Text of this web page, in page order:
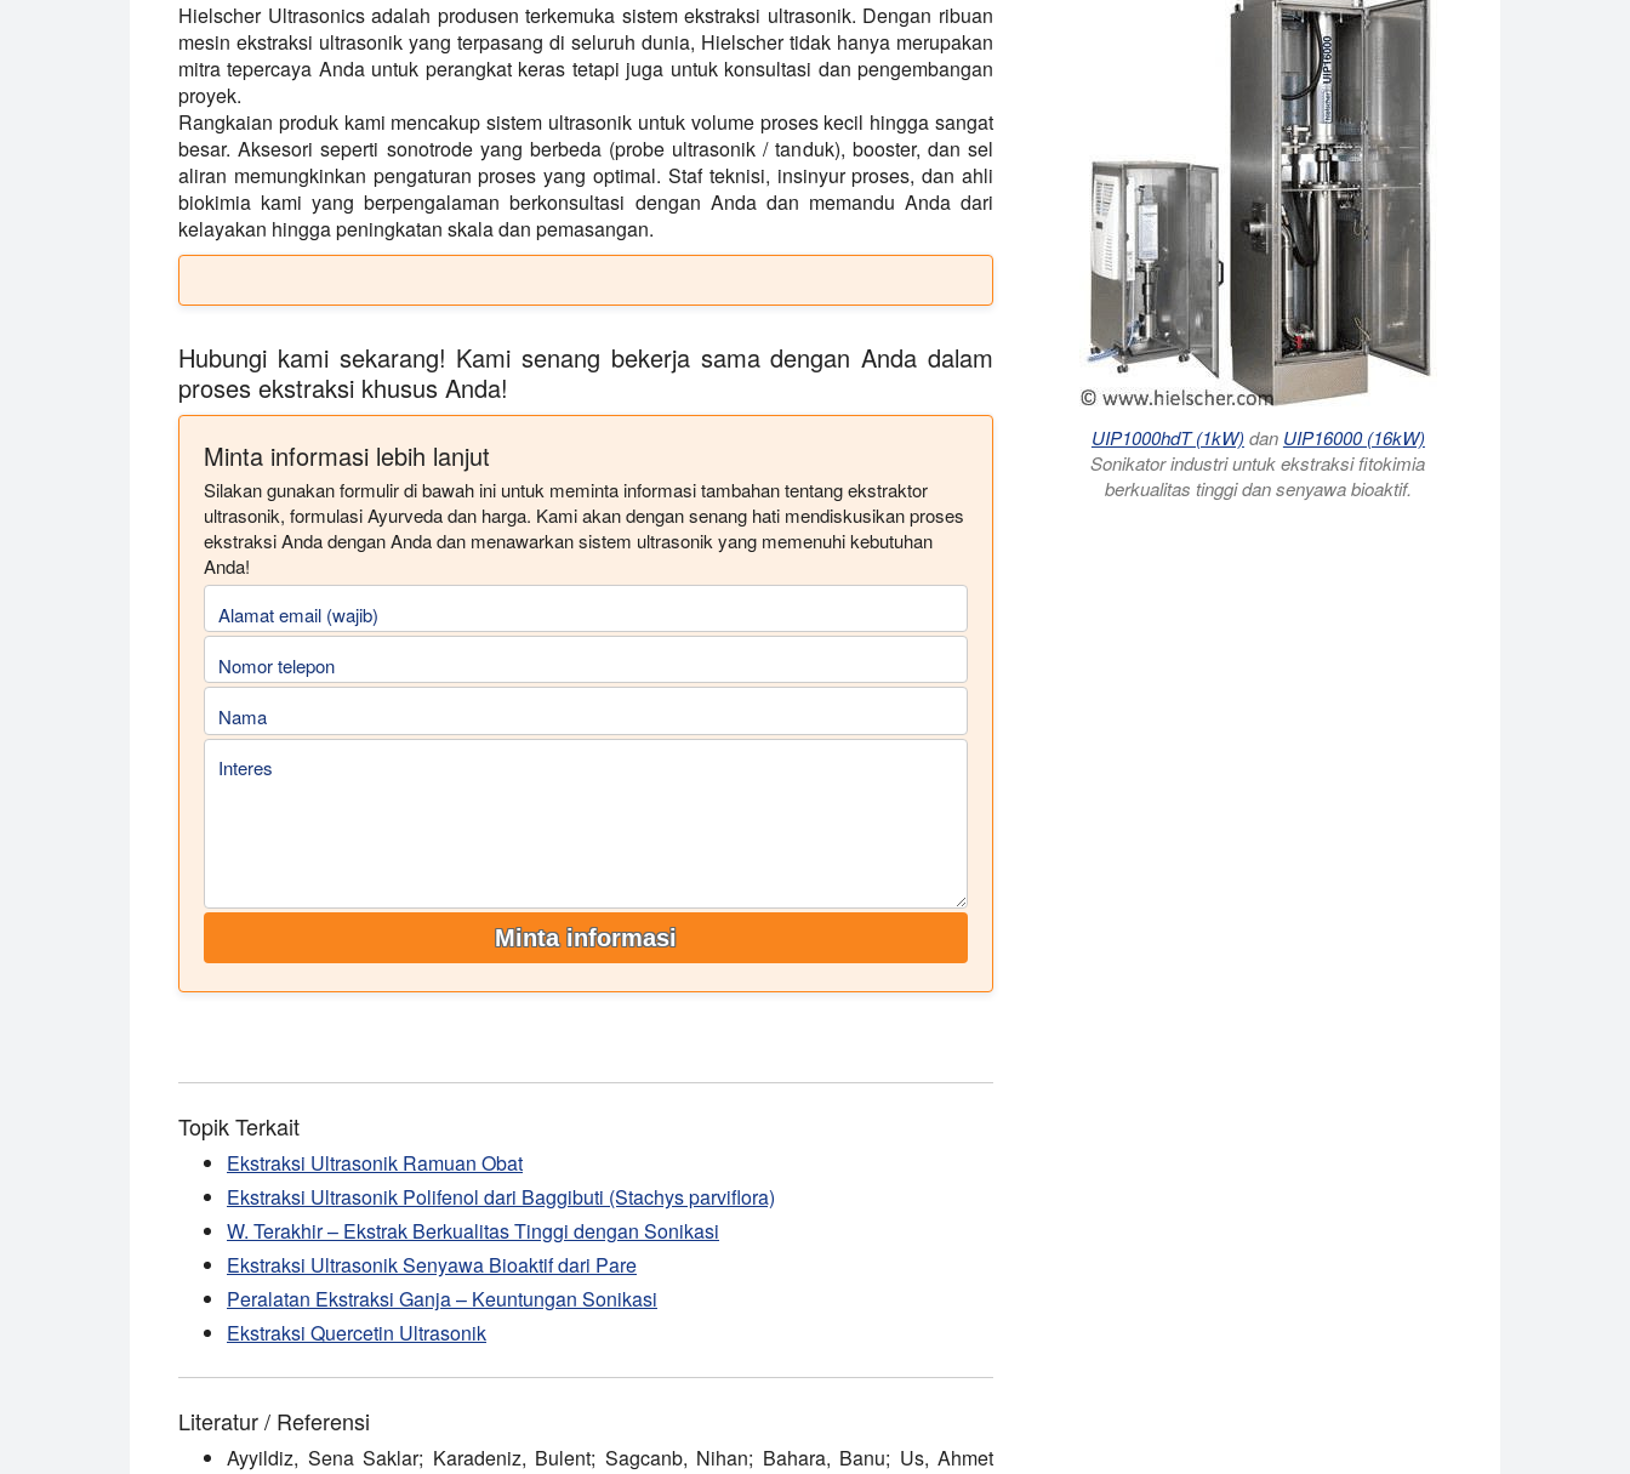
Hielscher Ultrasonics adalah produsen terkemuka sistem ekstraksi ultrasonik. Dengan ribuan
mesin ekstraksi ultrasonik yang terpasang di seluruh dunia, Hielscher tidak hanya merupakan
mitra tepercaya Anda untuk perangkat keras tetapi juga untuk konsultasi dan pengembangan
proyek.
Rangkaian produk kami mencakup sistem ultrasonik untuk volume proses kecil hingga sangat
besar. Aksesori seperti sonotrode yang berbeda (probe ultrasonik / tanduk), booster, dan sel
aliran memungkinkan pengaturan proses yang optimal. Staf teknisi, insinyur proses, dan ahli
biokimia kami yang berpengalaman berkonsultasi dengan Anda dan memandu Anda dari
kelayakan hingga peningkatan skala dan pemasangan.
Hubungi kami sekarang! Kami senang bekerja sama dengan Anda dalam
proses ekstraksi khusus Anda!
Minta informasi lebih lanjut
Silakan gunakan formulir di bawah ini untuk meminta informasi tambahan tentang ekstraktor
ultrasonik, formulasi Ayurveda dan harga. Kami akan dengan senang hati mendiskusikan proses
ekstraksi Anda dengan Anda dan menawarkan sistem ultrasonik yang memenuhi kebutuhan
Anda!
Alamat email (wajib)
Nomor telepon
Nama
Interes
Minta informasi
UIP1000hdT (1kW) dan UIP16000 (16kW)
Sonikator industri untuk ekstraksi fitokimia
berkualitas tinggi dan senyawa bioaktif.
Topik Terkait
Ekstraksi Ultrasonik Ramuan Obat
Ekstraksi Ultrasonik Polifenol dari Baggibuti (Stachys parviflora)
W. Terakhir – Ekstrak Berkualitas Tinggi dengan Sonikasi
Ekstraksi Ultrasonik Senyawa Bioaktif dari Pare
Peralatan Ekstraksi Ganja – Keuntungan Sonikasi
Ekstraksi Quercetin Ultrasonik
Literatur / Referensi
Ayyildiz, Sena Saklar; Karadeniz, Bulent; Sagcanb, Nihan; Bahara, Banu; Us, Ahmet